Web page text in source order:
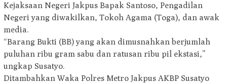
Kejaksaan Negeri Jakpus Bapak Santoso, Pengadilan
Negeri yang diwakilkan, Tokoh Agama (Toga), dan awak
media.
“Barang Bukti (BB) yang akan dimusnahkan berjumlah
puluhan ribu gram sabu dan ratusan ribu pil ekstasi,”
ungkap Susatyo.
Ditambahkan Waka Polres Metro Jakpus AKBP Susatyo